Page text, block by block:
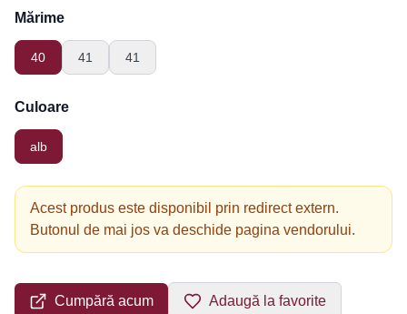
Mărime
40 41 41
Culoare
alb
Acest produs este disponibil prin redirect extern.
Butonul de mai jos va deschide pagina vendorului.
Cumpără acum Adaugă la favorite